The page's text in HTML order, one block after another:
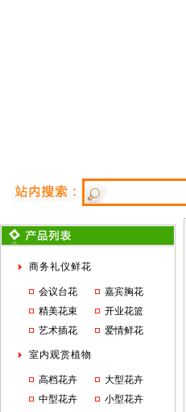
商务礼仪鲜花
会议台花
嘉宾胸花
精美花束
开业花篮
艺术插花
爱情鲜花
室内观赏植物
高档花卉
大型花卉
中型花卉
小型花卉